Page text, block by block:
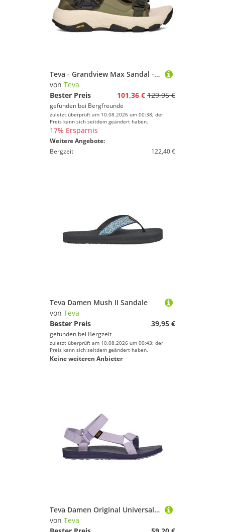
Teva - Grandview Max Sandal - Sandalen Gr 47 beige
von Teva
Bester Preis
101,36 € 129,95 €
gefunden bei Bergfreunde
zuletzt überprüft am 10.08.2026 um 00:38; der
Preis kann sich seitdem geändert haben.
17% Ersparnis
Weitere Angebote:
Bergzeit
122,40 €
Teva Damen Mush II Sandale
von Teva
Bester Preis
39,95 €
gefunden bei Bergzeit
zuletzt überprüft am 10.08.2026 um 00:43; der
Preis kann sich seitdem geändert haben.
Keine weiteren Anbieter
Teva Damen Original Universal Sandale
von Teva